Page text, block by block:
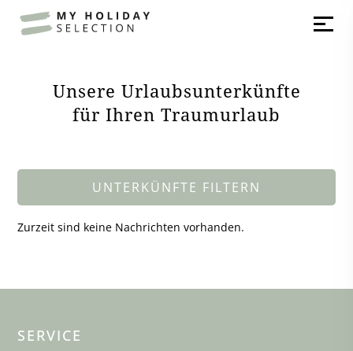
Unsere Urlaubsunterkünfte
für Ihren Traumurlaub
UNTERKÜNFTE FILTERN
Zurzeit sind keine Nachrichten vorhanden.
SERVICE